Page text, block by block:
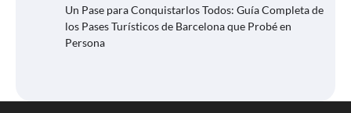
Un Pase para Conquistarlos Todos: Guía Completa de
los Pases Turísticos de Barcelona que Probé en
Persona